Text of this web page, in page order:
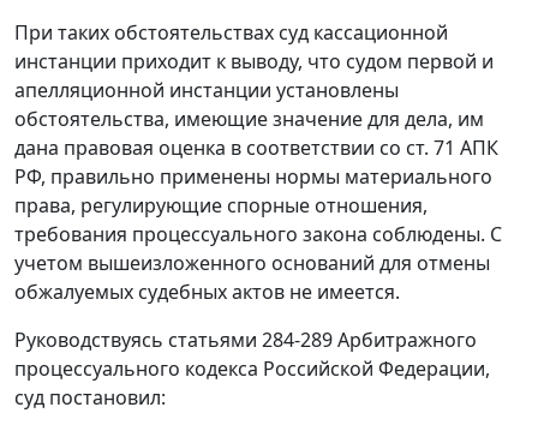
При таких обстоятельствах суд кассационной
инстанции приходит к выводу, что судом первой и
апелляционной инстанции установлены
обстоятельства, имеющие значение для дела, им
дана правовая оценка в соответствии со ст. 71 АПК
РФ, правильно применены нормы материального
права, регулирующие спорные отношения,
требования процессуального закона соблюдены. С
учетом вышеизложенного оснований для отмены
обжалуемых судебных актов не имеется.
Руководствуясь статьями 284-289Арбитражного
процессуального кодекса Российской Федерации,
суд постановил: